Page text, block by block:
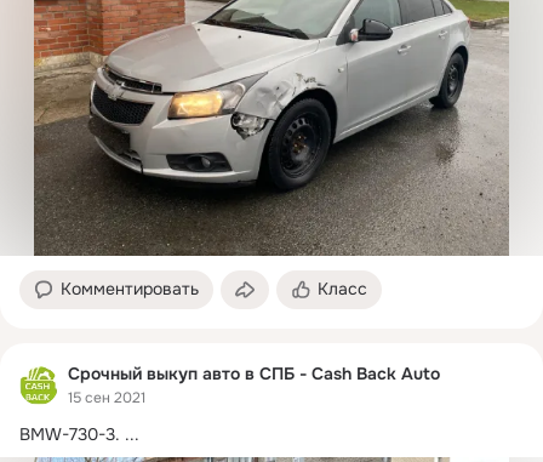
Комментировать Класс
Срочный выкуп авто в СПБ - Cash Back Auto
15 сен 2021
BMW-730-3. ...